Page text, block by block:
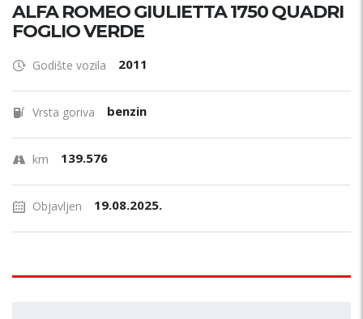
ALFA ROMEO GIULIETTA 1750 QUADRI
FOGLIO VERDE
Godište vozila 2011
Vrsta goriva benzin
km 139.576
Objavljen 19.08.2025.